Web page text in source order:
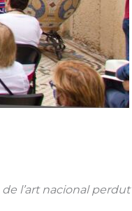
l’art nacional perdut’